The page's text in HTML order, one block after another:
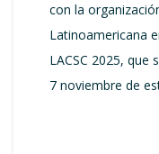
con la
Latinoamericana
LACSC 2025, que
7 noviembre de